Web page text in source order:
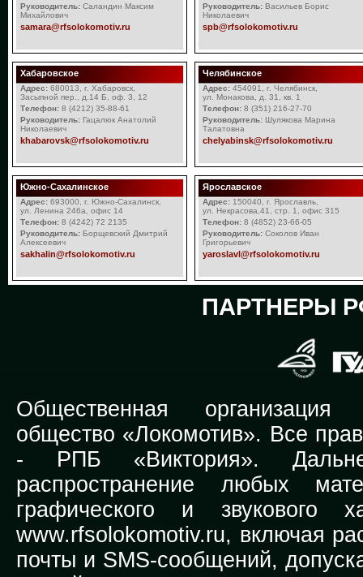
Руководитель: Саландин Максим
Михайлович
samara@rfsolokomotiv.ru
Руководитель: Васильев Борис
Николаевич
spb@rfsolokomotiv.ru
Хабаровское
Адрес: 680013, г. Хабаровск,
Засыпной пер., д.14 Б, оф. 3, 12
Телефон: 8 (4212) 35-88-61
Руководитель: Гацалюк Анатолий
Николаевич
khabarovsk@rfsolokomotiv.ru
Челябинское
Адрес: 454091, г. Челябинск,
ул. Монакова, д. 31, кв. 1
Телефон: 8 (351) 216-27-70
Руководитель: Шулякова Марина
Талатовна
chelyabinsk@rfsolokomotiv.ru
Южно-Сахалинское
Адрес: 693000, г. Южно-Сахалинск,
ул. Ленина 246а, офис 14
Телефон: 8 (4242) 72 2135
Руководитель: Борщевский Дмитрий
Алексеевич
sakhalin@rfsolokomotiv.ru
Ярославское
Адрес: 150040, г. Ярославль,
ул. Некрасова,41, стр. 1, офис 315
Телефон: 8 (4852) 23-66-05
Руководитель: Соколов Иван
Григорьевич
yaroslavl@rfsolokomotiv.ru
ПАРТНЕРЫ
Общественная организация
общество «Локомотив». Все
- РПБ «Виктория».
распространение любых
графического и звукового
www.rfsolokomotiv.ru, включая
почты и SMS-сообщений,